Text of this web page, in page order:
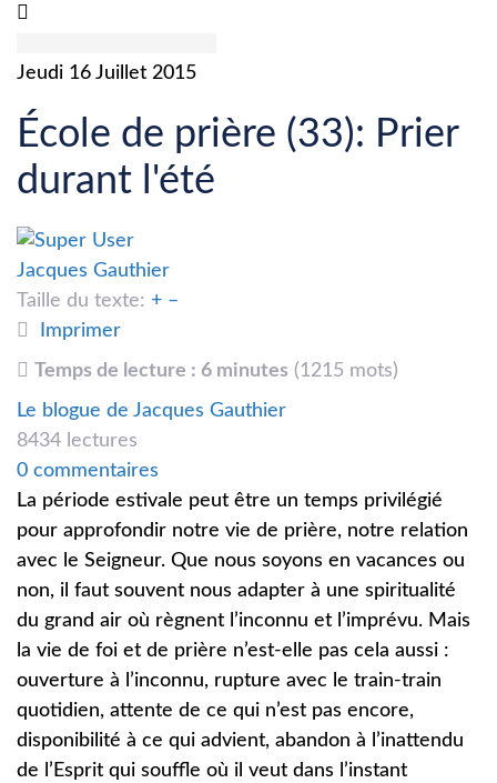
Jeudi 16 Juillet 2015
École de prière (33): Prier
durant l'été
Jacques Gauthier
Taille du texte: + –
Imprimer
Temps de lecture : 6 minutes (1215 mots)
Le blogue de Jacques Gauthier
8434 lectures
0 commentaires
La période estivale peut être un temps privilégié
pour approfondir notre vie de prière, notre relation
avec le Seigneur. Que nous soyons en vacances ou
non, il faut souvent nous adapter à une spiritualité
du grand air où règnent l’inconnu et l’imprévu. Mais
la vie de foi et de prière n’est-elle pas cela aussi :
ouverture à l’inconnu, rupture avec le train-train
quotidien, attente de ce qui n’est pas encore,
disponibilité à ce qui advient, abandon à l’inattendu
de l’Esprit qui souffle où il veut dans l’instant